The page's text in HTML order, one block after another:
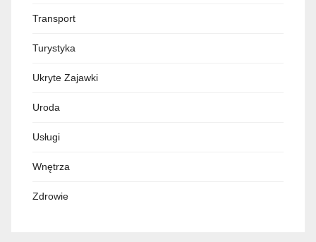
Transport
Turystyka
Ukryte Zajawki
Uroda
Usługi
Wnętrza
Zdrowie